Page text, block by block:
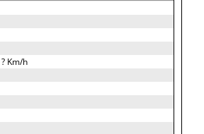
? Km/h